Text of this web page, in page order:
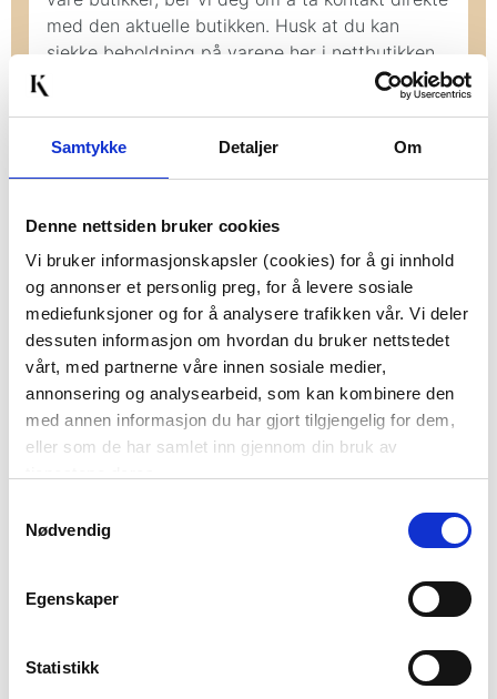
Samtykke Detaljer Om
Denne nettsiden bruker cookies
Vi bruker informasjonskapsler (cookies) for å gi innhold
og annonser et personlig preg, for å levere sosiale
mediefunksjoner og for å analysere trafikken vår. Vi deler
dessuten informasjon om hvordan du bruker nettstedet
vårt, med partnerne våre innen sosiale medier,
annonsering og analysearbeid, som kan kombinere den
med annen informasjon du har gjort tilgjengelig for dem,
eller som de har samlet inn gjennom din bruk av
Nødvendig
Egenskaper
Statistikk